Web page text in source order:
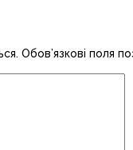
Обов’язкові поля